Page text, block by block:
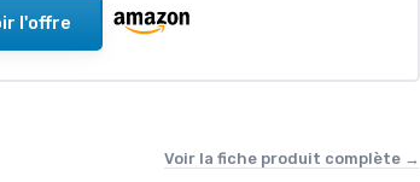
l'offre
Voir la fiche produit complète →